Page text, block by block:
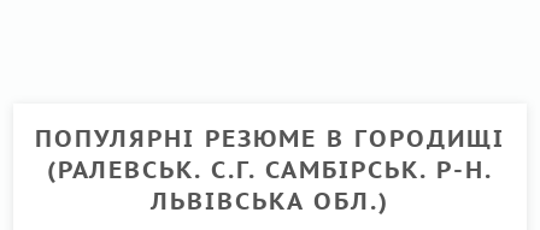
ПОПУЛЯРНІ РЕЗЮМЕ В ГОРОДИЩІ
(РАЛЕВСЬК. С.Г. САМБІРСЬК. Р-Н.
ЛЬВІВСЬКА ОБЛ.)